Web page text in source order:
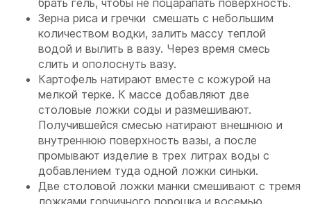
брать гель, чтобы не поцарапать поверхность.
Зерна риса и гречки смешать с небольшим
количеством водки, залить массу теплой
водой и вылить в вазу. Через время смесь
слить и ополоснуть вазу.
Картофель натирают вместе с кожурой на
мелкой терке. К массе добавляют две
столовые ложки соды и размешивают.
Получившейся смесью натирают внешнюю и
внутреннюю поверхность вазы, а после
промывают изделие в трех литрах воды с
добавлением туда одной ложки синьки.
Две столовой ложки манки смешивают с тремя